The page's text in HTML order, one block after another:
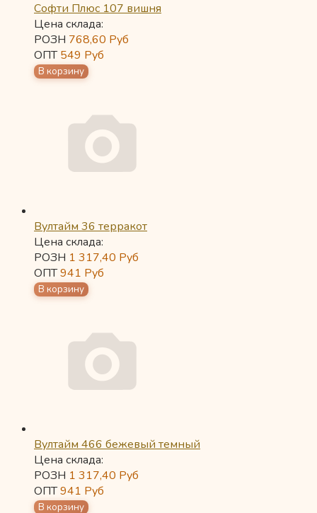
Софти Плюс 107 вишня
Цена склада:
РОЗН 768,60 Руб
ОПТ549 Руб
Вултайм 36 терракот
Цена склада:
РОЗН 1 317,40 Руб
ОПТ941 Руб
Вултайм 466 бежевый темный
Цена склада:
РОЗН 1 317,40 Руб
ОПТ941 Руб